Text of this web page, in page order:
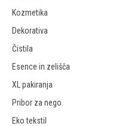
Kozmetika
Dekorativa
Čistila
Esence in zelišča
XL pakiranja
Pribor za nego
Eko tekstil